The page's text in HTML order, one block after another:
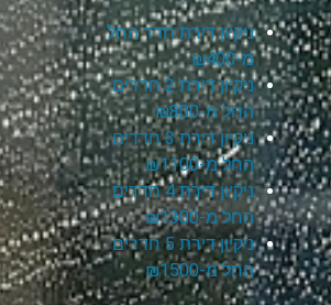
ניקיון דירת חדר החל
מ-₪400
ניקיון דירת 2 חדרים
החל מ-₪800
ניקיון דירת 3 חדרים
החל מ-₪1100
ניקיון דירת 4 חדרים
החל מ-₪1300
ניקיון דירת 5 חדרים
החל מ-₪1500